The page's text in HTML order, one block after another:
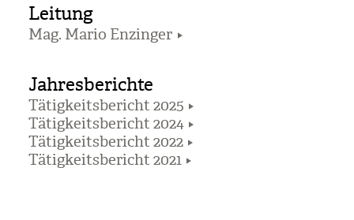
Leitung
Mag. Mario Enzinger
Jahresberichte
Tätigkeitsbericht 2025
Tätigkeitsbericht 2024
Tätigkeitsbericht 2022
Tätigkeitsbericht 2021